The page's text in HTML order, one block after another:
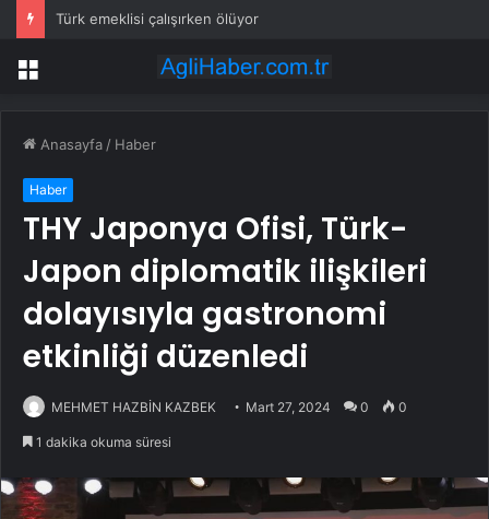
Türk emeklisi çalışırken ölüyor
Menü
Anasayfa / Haber
Haber
THY Japonya Ofisi, Türk-
Japon diplomatik ilişkileri
dolayısıyla gastronomi
etkinliği düzenledi
MEHMET HAZBİN KAZBEK Mart 27, 2024 0 0
1 dakika okuma süresi